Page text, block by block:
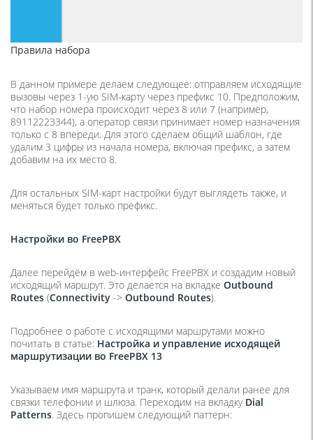
Правила набора
В данном примере делаем следующее: отправляем исходящие
вызовы через 1-ую SIM-карту через префикс 10. Предположим,
что набор номера происходит через 8 или 7 (например,
89112223344), а оператор связи принимает номер назначения
только с 8 впереди. Для этого сделаем общий шаблон, где
удалим 3 цифры из начала номера, включая префикс, а затем
добавим на их место 8.
Для остальных SIM-карт настройки будут выглядеть также, и
меняться будет только префикс.
Настройки во FreePBX
Далее перейдём в web-интерфейс FreePBX и создадим новый
исходящий маршрут. Это делается на вкладке Outbound
Routes (Connectivity -> Outbound Routes).
Подробнее о работе с исходящими маршрутами можно
почитать в статье: Настройка и управление исходящей
маршрутизации во FreePBX 13
Указываем имя маршрута и транк, который делали ранее для
связки телефонии и шлюза. Переходим на вкладку Dial
Patterns. Здесь пропишем следующий паттерн: